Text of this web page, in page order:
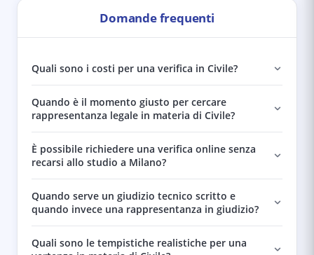
Domande frequenti
Quali sono i costi per una verifica in Civile?
Quando è il momento giusto per cercare
rappresentanza legale in materia di Civile?
È possibile richiedere una verifica online senza
recarsi allo studio a Milano?
Quando serve un giudizio tecnico scritto e
quando invece una rappresentanza in giudizio?
Quali sono le tempistiche realistiche per una